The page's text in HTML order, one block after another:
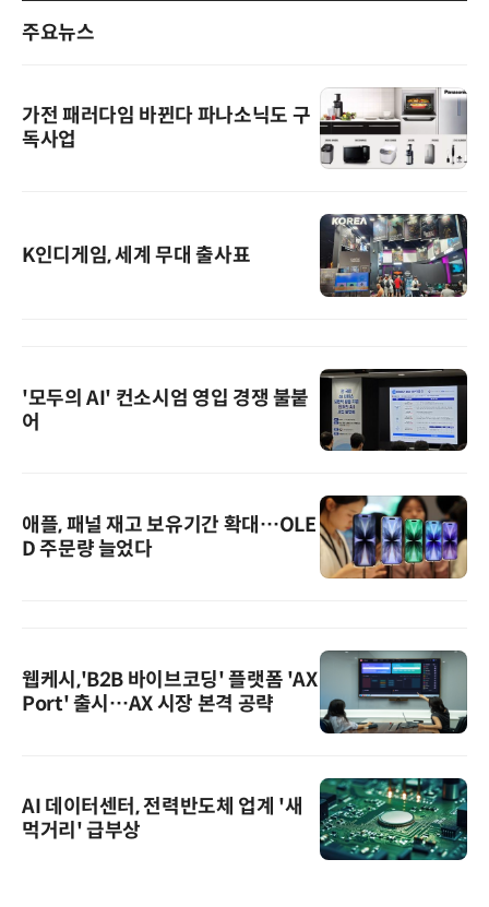
주요뉴스
가전 패러다임 바뀐다 파나소닉도 구
독사업
K인디게임, 세계 무대 출사표
'모두의 AI' 컨소시엄 영입 경쟁 불붙
어
애플, 패널 재고 보유기간 확대…OLE
D 주문량 늘었다
웹케시,'B2B 바이브코딩' 플랫폼 'AX
Port' 출시…AX 시장 본격 공략
AI 데이터센터, 전력반도체 업계 '새
먹거리' 급부상